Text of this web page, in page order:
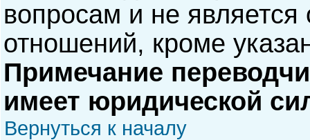
вопросам и не
отношений, кроме
Примечание
имеет юридической
Вернуться к началу